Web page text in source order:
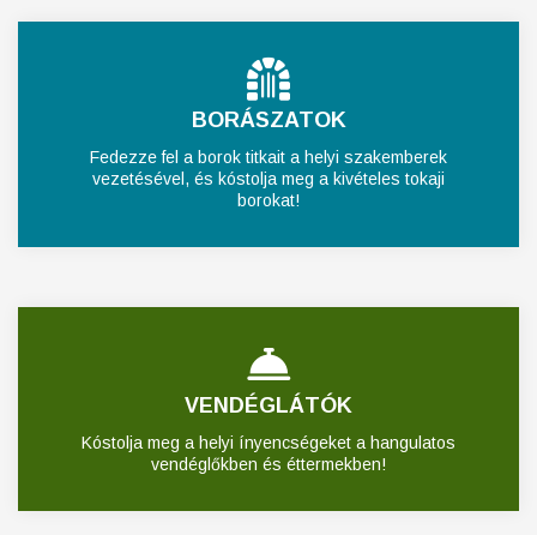
BORÁSZATOK
Fedezze fel a borok titkait a helyi szakemberek
vezetésével, és kóstolja meg a kivételes tokaji
borokat!
VENDÉGLÁTÓK
Kóstolja meg a helyi ínyencségeket a hangulatos
vendéglőkben és éttermekben!